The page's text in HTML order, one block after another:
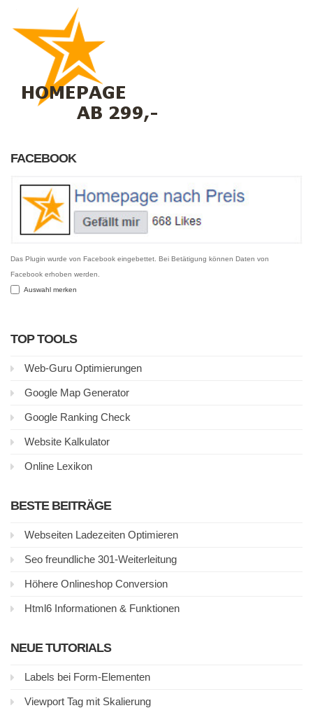
FACEBOOK
Das Plugin wurde von Facebook eingebettet. Bei Betätigung können Daten von
Facebook erhoben werden.
Auswahl merken
TOP TOOLS
Web-Guru Optimierungen
Google Map Generator
Google Ranking Check
Website Kalkulator
Online Lexikon
BESTE BEITRÄGE
Webseiten Ladezeiten Optimieren
Seo freundliche 301-Weiterleitung
Höhere Onlineshop Conversion
Html6 Informationen & Funktionen
NEUE TUTORIALS
Labels bei Form-Elementen
Viewport Tag mit Skalierung